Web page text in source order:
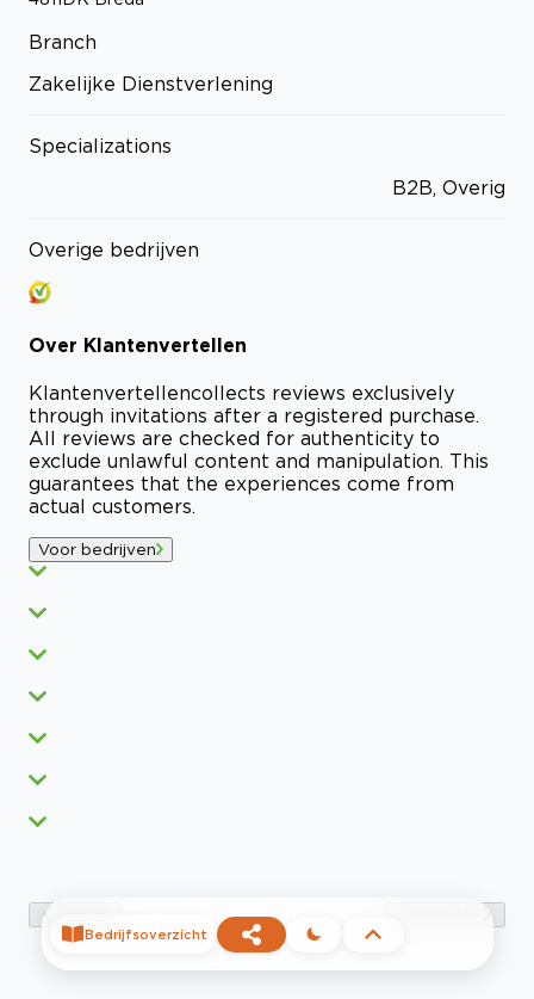
Branch
Zakelijke Dienstverlening
Specializations
B2B, Overig
Overige bedrijven
Over Klantenvertellen
Klantenvertellencollects reviews exclusively
through invitations after a registered purchase.
All reviews are checked for authenticity to
exclude unlawful content and manipulation. This
guarantees that the experiences come from
actual customers.
Voor bedrijven
Bedrijfsoverzicht